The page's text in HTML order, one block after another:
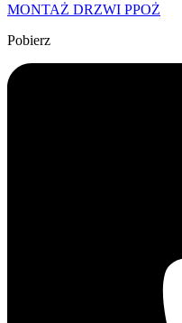
MONTAŻ DRZWI PPOŻ
Pobierz